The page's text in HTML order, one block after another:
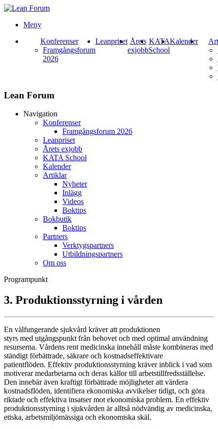
Meny
Konferenser
Framgångsforum
2026
Leanpriset Årets
exjobb
KATA
School
Kalender
Lean Forum
Navigation
Konferenser
Framgångsforum 2026
Leanpriset
Årets exjobb
KATA School
Kalender
Artiklar
Nyheter
Inlägg
Videos
Boktips
Bokbutik
Boktips
Partners
Verktygspartners
Utbildningspartners
Om oss
Programpunkt
3. Produktionsstyrning i vården
En välfungerande sjukvård kräver att produktionen
styrs med utgångspunkt från behovet och med optimal användning
resurserna. Vårdens rent medicinska innehåll måste kombineras med
ständigt förbättrade, säkrare och kostnadseffektivare
patientflöden. Effektiv produktionsstyrning kräver inblick i vad som
motiverar medarbetarna och deras källor till arbetstillfredsställelse.
Den innebär även kraftigt förbättrade möjligheter att värdera
kostnadsflöden, identifiera ekonomiska avvikelser tidigt, och göra
riktade och effektiva insatser mot ekonomiska problem. En effektiv
produktionsstyrning i sjukvården är alltså nödvändig av medicinska,
etiska, arbetsmiljömässiga och ekonomiska skäl.